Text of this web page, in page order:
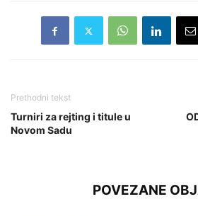
Prethodni tekst
Turniri za rejting i titule u
Novom Sadu
POVEZANE